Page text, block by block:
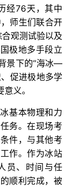
经76天，其中
师生们联合开
观测试验以及
极地多手段立
景下的“海冰—
促进极地多学
义。
基本物理和力
务。在现场考
件，与其他考
作。作为冰站
员、时间与任
顺利完成，被